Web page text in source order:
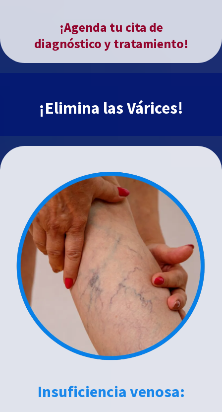
¡Agenda tu cita de
diagnóstico y tratamiento!
¡Elimina las Várices!
Insuficiencia venosa: